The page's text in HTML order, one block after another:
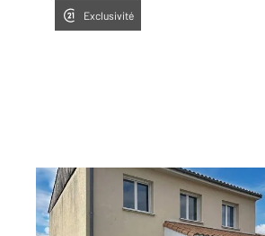
Exclusivité
LE LANGON 85
91,07 m
, 4 pièces
Ref : 2058